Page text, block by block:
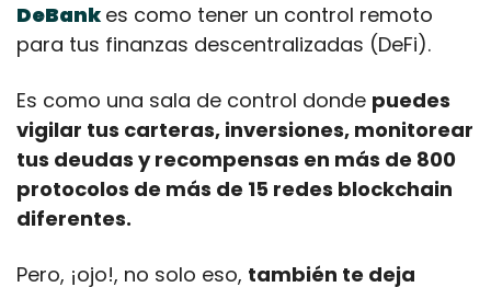
DeBank es como tener un control remoto
para tus finanzas descentralizadas (DeFi).
Es como una sala de control donde puedes
vigilar tus carteras, inversiones, monitorear
tus deudas y recompensas en más de 800
protocolos de más de 15 redes blockchain
diferentes.
Pero, ¡ojo!, no solo eso, también te deja